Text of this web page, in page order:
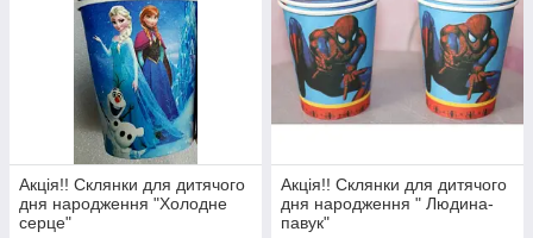
Акція!! Склянки для дитячого
дня народження "Холодне
серце"
Акція!! Склянки для дитячого
дня народження " Людина-
павук"